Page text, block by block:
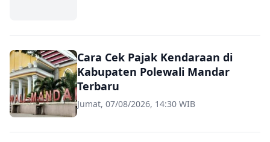
Cara Cek Pajak Kendaraan di
Kabupaten Polewali Mandar
Terbaru
Jumat, 07/08/2026, 14:30 WIB